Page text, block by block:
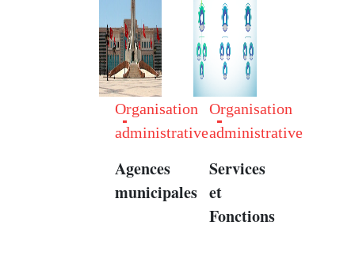
Organisation
administrative
Agences
municipales
Organisation
administrative
Services
et
Fonctions